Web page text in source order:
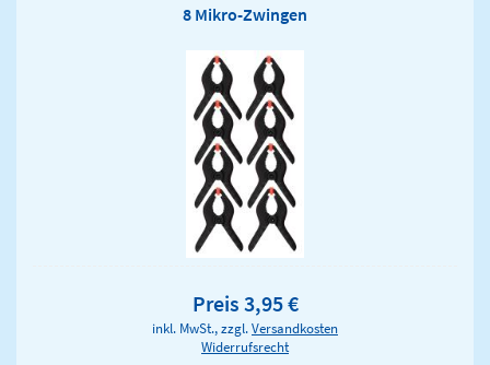
8 Mikro-Zwingen
Preis 3,95 €
inkl. MwSt., zzgl.Versandkosten
Widerrufsrecht